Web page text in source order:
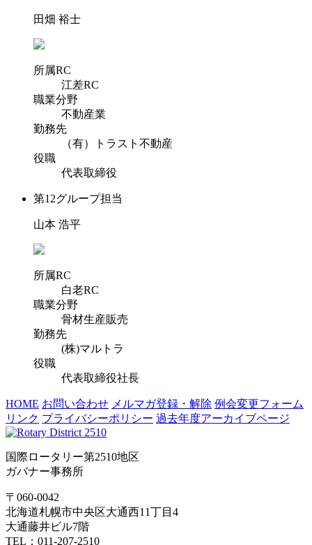
田畑 裕士
所属RC
江差RC
職業分野
不動産業
勤務先
（有）トラスト不動産
役職
代表取締役
第12グループ担当
山本 浩平
所属RC
白老RC
職業分野
骨材生産販売
勤務先
(株)マルトラ
役職
代表取締役社長
HOME お問い合わせ メルマガ登録・解除 例会変更フォーム
リンク プライバシーポリシー 過去年度アーカイブページ
国際ロータリー第2510地区
ガバナー事務所
〒060-0042
北海道札幌市中央区大通西11丁目4
大通藤井ビル7階
TEL：011-207-2510